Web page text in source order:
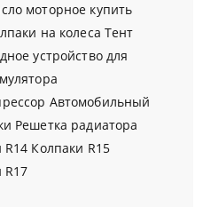
моторное купить
на колеса Тент
устройство для
Автомобильный
Решетка радиатора
R14 Колпаки R15
R17